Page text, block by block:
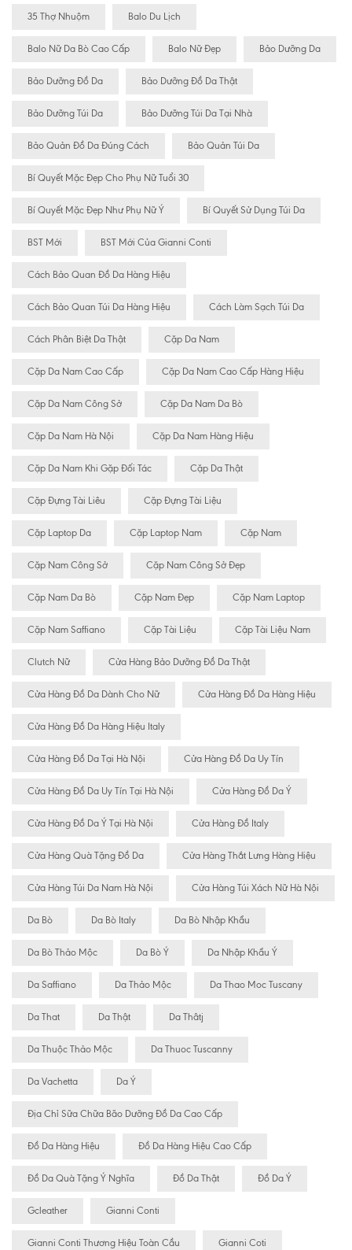
35 Thợ Nhuộm Balo Du Lịch
Balo Nữ Da Bò Cao Cấp Balo Nữ Đẹp Bảo Dưỡng Da
Bảo Dưỡng Đồ Da Bảo Dưỡng Đồ Da Thật
Bảo Dưỡng Túi Da Bảo Dưỡng Túi Da Tại Nhà
Bảo Quản Đồ Da Đúng Cách Bảo Quản Túi Da
Bí Quyết Mặc Đẹp Cho Phụ Nữ Tuổi 30
Bí Quyết Mặc Đẹp Như Phụ Nữ Ý Bí Quyết Sử Dụng Túi Da
BST Mới BST Mới Của Gianni Conti
Cách Bảo Quan Đồ Da Hàng Hiệu
Cách Bảo Quan Túi Da Hàng Hiệu Cách Làm Sạch Túi Da
Cách Phân Biệt Da Thật Cặp Da Nam
Cặp Da Nam Cao Cấp Cặp Da Nam Cao Cấp Hàng Hiệu
Cặp Da Nam Công Sở Cặp Da Nam Da Bò
Cặp Da Nam Hà Nội Cặp Da Nam Hàng Hiệu
Cặp Da Nam Khi Gặp Đối Tác Cặp Da Thật
Cặp Đựng Tài Liêu Cặp Đựng Tài Liệu
Cặp Laptop Da Cặp Laptop Nam Cặp Nam
Cặp Nam Công Sở Cặp Nam Công Sở Đẹp
Cặp Nam Da Bò Cặp Nam Đẹp Cặp Nam Laptop
Cặp Nam Saffiano Cặp Tài Liệu Cặp Tài Liệu Nam
Clutch Nữ Cửa Hàng Bảo Dưỡng Đồ Da Thật
Cửa Hàng Đồ Da Dành Cho Nữ Cửa Hàng Đồ Da Hàng Hiệu
Cửa Hàng Đồ Da Hàng Hiệu Italy
Cửa Hàng Đồ Da Tại Hà Nội Cửa Hàng Đồ Da Uy Tín
Cửa Hàng Đồ Da Uy Tín Tại Hà Nội Cửa Hàng Đồ Da Ý
Cửa Hàng Đồ Da Ý Tại Hà Nội Cửa Hàng Đồ Italy
Cửa Hàng Quà Tặng Đồ Da Cửa Hàng Thắt Lưng Hàng Hiệu
Cửa Hàng Túi Da Nam Hà Nội Cửa Hàng Túi Xách Nữ Hà Nội
Da Bò Da Bò Italy Da Bò Nhập Khẩu
Da Bò Thảo Mộc Da Bò Ý Da Nhập Khẩu Ý
Da Saffiano Da Thảo Mộc Da Thao Moc Tuscany
Da That Da Thật Da Thâtj
Da Thuộc Thảo Mộc Da Thuoc Tuscanny
Da Vachetta Da Ý
Địa Chỉ Sữa Chữa Bão Dưỡng Đồ Da Cao Cấp
Đồ Da Hàng Hiệu Đồ Da Hàng Hiệu Cao Cấp
Đồ Da Quà Tặng Ý Nghĩa Đồ Da Thật Đồ Da Ý
Gcleather Gianni Conti
Gianni Conti Thương Hiệu Toàn Cầu Gianni Coti